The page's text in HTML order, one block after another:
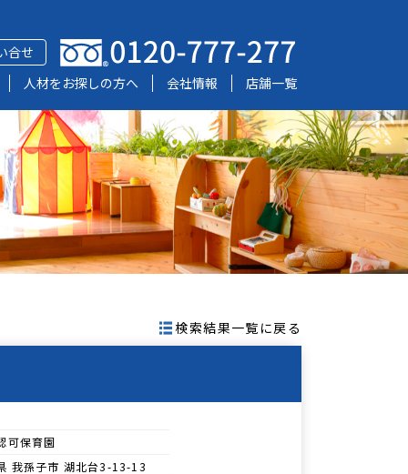
合せ
人材をお探しの方へ 会社情報 店舗一覧
検索結果一覧に戻る
可保育園
我孫子市 湖北台3-13-13